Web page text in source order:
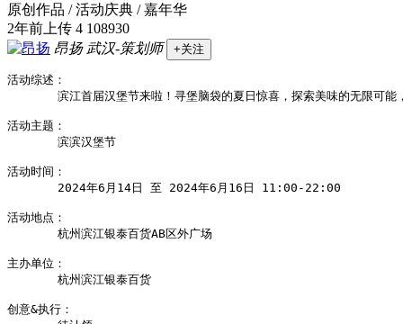
原创作品 / 活动庆典 / 嘉年华
2年前上传 4 108930
昂扬 武汉-策划师 +关注
活动综述：
滨江首届汉堡节来啦！寻堡脑袋的夏日惊喜，探索美味的无限可能
活动主题：
       滨滨汉堡节
活动时间：
       2024年6月14日 至 2024年6月16日 11:00-22:00
活动地点：
       杭州滨江银泰百货AB区外广场
主办单位：
       杭州滨江银泰百货
创意&执行：